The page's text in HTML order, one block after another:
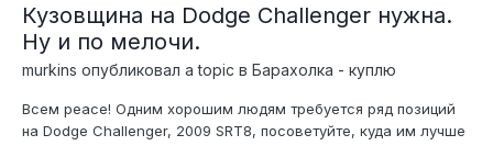
Кузовщина на Dodge Challenger нужна.
Ну и по мелочи.
murkins опубликовал a topic в Барахолка - куплю
Всем peace! Одним хорошим людям требуется ряд позиций
на Dodge Challenger, 2009 SRT8, посоветуйте, куда им лучше